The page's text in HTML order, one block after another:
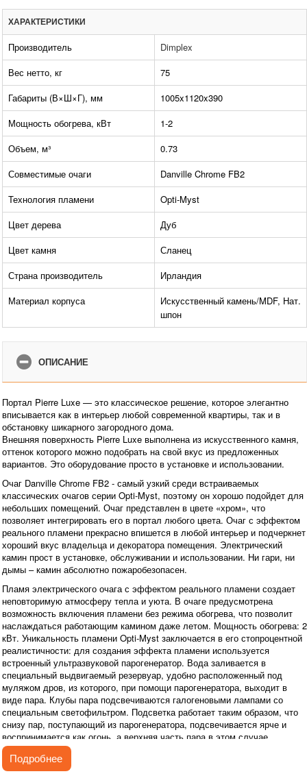
ХАРАКТЕРИСТИКИ
Производитель
Dimplex
Вес нетто, кг
75
Габариты (В×Ш×Г), мм
1005x1120x390
Мощность обогрева, кВт
1-2
Объем, м³
0.73
Совместимые очаги
Danville Chrome FB2
Технология пламени
Opti-Myst
Цвет дерева
Дуб
Цвет камня
Сланец
Страна производитель
Ирландия
Материал корпуса
Искусственный камень/MDF, Нат.
шпон
ОПИСАНИЕ
Портал Pierre Luxe — это классическое решение, которое элегантно
вписывается как в интерьер любой современной квартиры, так и в
обстановку шикарного загородного дома.
Внешняя поверхность Pierre Luxe выполнена из искусственного камня,
оттенок которого можно подобрать на свой вкус из предложенных
вариантов. Это оборудование просто в установке и использовании.
Очаг Danville Chrome FB2 - самый узкий среди встраиваемых
классических очагов серии Opti-Myst, поэтому он хорошо подойдет для
небольших помещений. Очаг представлен в цвете «хром», что
позволяет интегрировать его в портал любого цвета. Очаг с эффектом
реального пламени прекрасно впишется в любой интерьер и подчеркнет
хороший вкус владельца и декоратора помещения. Электрический
камин прост в установке, обслуживании и использовании. Ни гари, ни
дымы – камин абсолютно пожаробезопасен.
Пламя электрического очага с эффектом реального пламени создает
неповторимую атмосферу тепла и уюта. В очаге предусмотрена
возможность включения пламени без режима обогрева, что позволит
наслаждаться работающим камином даже летом. Мощность обогрева: 2
кВт. Уникальность пламени Opti-Myst заключается в его стопроцентной
реалистичности: для создания эффекта пламени используется
встроенный ультразвуковой парогенератор. Вода заливается в
специальный выдвигаемый резервуар, удобно расположенный под
муляжом дров, из которого, при помощи парогенератора, выходит в
виде пара. Клубы пара подсвечиваются галогеновыми лампами со
специальным светофильтром. Подсветка работает таким образом, что
снизу пар, поступающий из парогенератора, подсвечивается ярче и
воспринимается как огонь, а верхняя часть пара в этом случае
становится похожей на дым.
В очаге предусмотрена функция контроля интенсивности пламени. Для
Подробнее